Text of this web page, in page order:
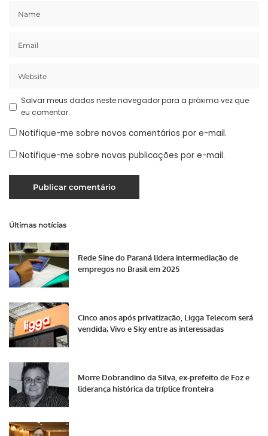
Salvar meus dados neste navegador para a próxima vez que
eu comentar.
Notifique-me sobre novos comentários por e-mail.
Notifique-me sobre novas publicações por e-mail.
Últimas notícias
Rede Sine do Paraná lidera intermediação de
empregos no Brasil em 2025
Cinco anos após privatização, Ligga Telecom será
vendida; Vivo e Sky entre as interessadas
Morre Dobrandino da Silva, ex-prefeito de Foz e
liderança histórica da tríplice fronteira